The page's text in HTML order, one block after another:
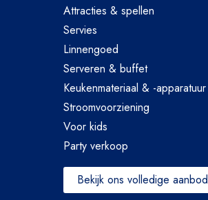
Attracties & spellen
Servies
Linnengoed
Serveren & buffet
Keukenmateriaal & -apparatuur
Stroomvoorziening
Voor kids
Party verkoop
Bekijk ons volledige aanbod